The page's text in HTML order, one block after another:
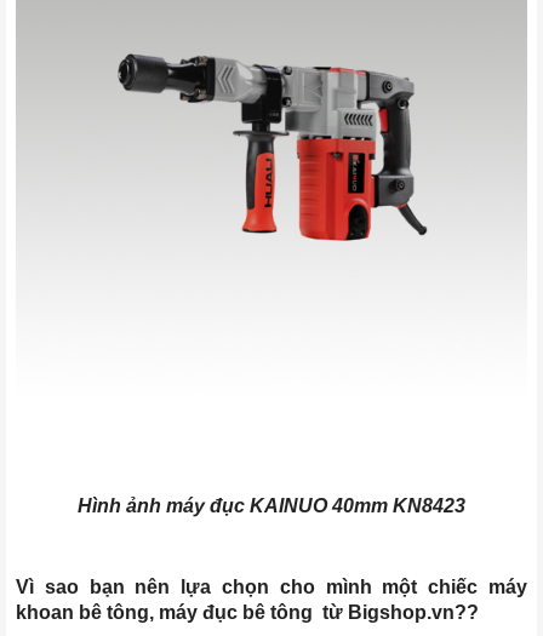
Hình ảnh máy đục KAINUO 40mm KN8423
Vì sao bạn nên lựa chọn cho mình một chiếc máy
khoan bê tông, máy đục bê tông từ Bigshop.vn??